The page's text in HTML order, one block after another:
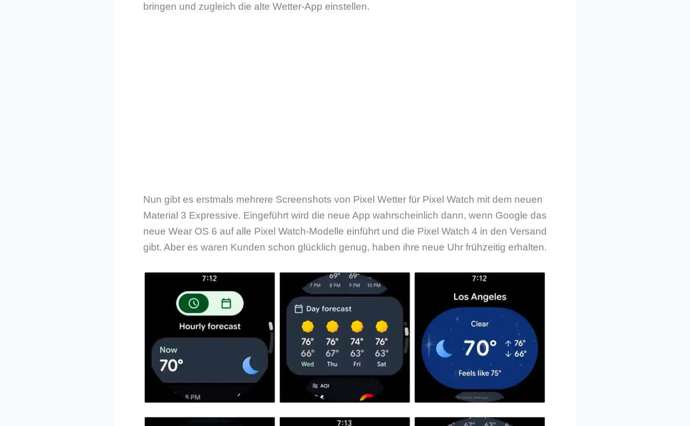
bringen und zugleich die alte Wetter-App einstellen.
Nun gibt es erstmals mehrere Screenshots von Pixel Wetter für Pixel Watch mit dem neuen
Material 3 Expressive. Eingeführt wird die neue App wahrscheinlich dann, wenn Google das
neue Wear OS 6 auf alle Pixel Watch-Modelle einführt und die Pixel Watch 4 in den Versand
gibt. Aber es waren Kunden schon glücklich genug, haben ihre neue Uhr frühzeitig erhalten.